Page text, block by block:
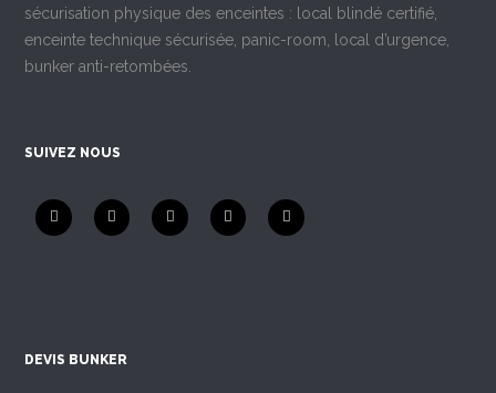
sécurisation physique des enceintes : local blindé certifié,
enceinte technique sécurisée, panic-room, local d’urgence,
bunker anti-retombées.
SUIVEZ NOUS
DEVIS BUNKER